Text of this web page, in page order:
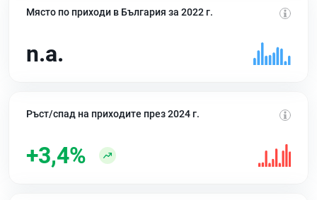
Място по приходи в България за 2022 г.
n.a.
Ръст/спад на приходите през 2024 г.
+3,4%